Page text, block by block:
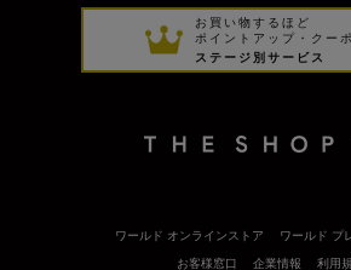
お買い物するほど
ポイントアップ・クー
ステージ別サービス
ワールド オンラインストア ワールド プ
お客様窓口 企業情報 利用